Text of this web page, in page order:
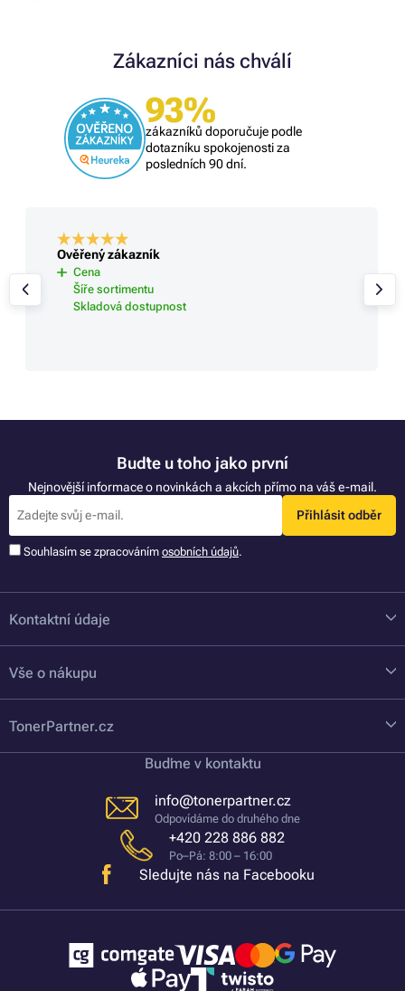
Zákazníci nás chválí
93%
zákazníků doporučuje podle
dotazníku spokojenosti za
posledních 90 dní.
Ověřený zákazník
Cena
Šíře sortimentu
Skladová dostupnost
Buďte u toho jako první
Nejnovější informace o novinkách a akcích přímo na váš e-mail.
Přihlásit odběr
Souhlasím se zpracováním osobních údajů.
Kontaktní údaje
Vše o nákupu
TonerPartner.cz
Buďme v kontaktu
info@tonerpartner.cz
Odpovídáme do druhého dne
+420 228 886 882
Po–Pá: 8:00 – 16:00
Sledujte nás na Facebooku